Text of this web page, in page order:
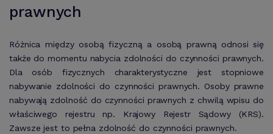
prawnych
Różnica między osobą fizyczną a osobą prawną odnosi się
także do momentu nabycia zdolności do czynności prawnych.
Dla osób fizycznych charakterystyczne jest stopniowe
nabywanie zdolności do czynności prawnych. Osoby prawne
nabywają zdolność do czynności prawnych z chwilą wpisu do
właściwego rejestru np. Krajowy Rejestr Sądowy (KRS).
Zawsze jest to pełna zdolność do czynności prawnych.